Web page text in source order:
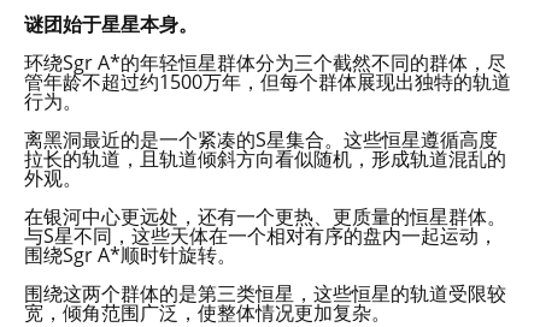
谜团始于星星本身。
环绕Sgr A*的年轻恒星群体分为三个截然不同的群体，尽
管年龄不超过约1500万年，但每个群体展现出独特的轨道
行为。
离黑洞最近的是一个紧凑的S星集合。这些恒星遵循高度
拉长的轨道，且轨道倾斜方向看似随机，形成轨道混乱的
外观。
在银河中心更远处，还有一个更热、更质量的恒星群体。
与S星不同，这些天体在一个相对有序的盘内一起运动，
围绕Sgr A*顺时针旋转。
围绕这两个群体的是第三类恒星，这些恒星的轨道受限较
宽，倾角范围广泛，使整体情况更加复杂。